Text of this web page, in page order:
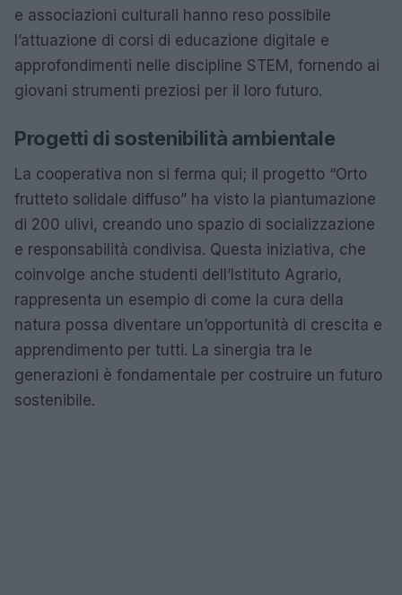
e associazioni culturali hanno reso possibile
l’attuazione di corsi di educazione digitale e
approfondimenti nelle discipline STEM, fornendo ai
giovani strumenti preziosi per il loro futuro.
Progetti di sostenibilità ambientale
La cooperativa non si ferma qui; il progetto “Orto
frutteto solidale diffuso” ha visto la piantumazione
di 200 ulivi, creando uno spazio di socializzazione
e responsabilità condivisa. Questa iniziativa, che
coinvolge anche studenti dell’Istituto Agrario,
rappresenta un esempio di come la cura della
natura possa diventare un’opportunità di crescita e
apprendimento per tutti. La sinergia tra le
generazioni è fondamentale per costruire un futuro
sostenibile.